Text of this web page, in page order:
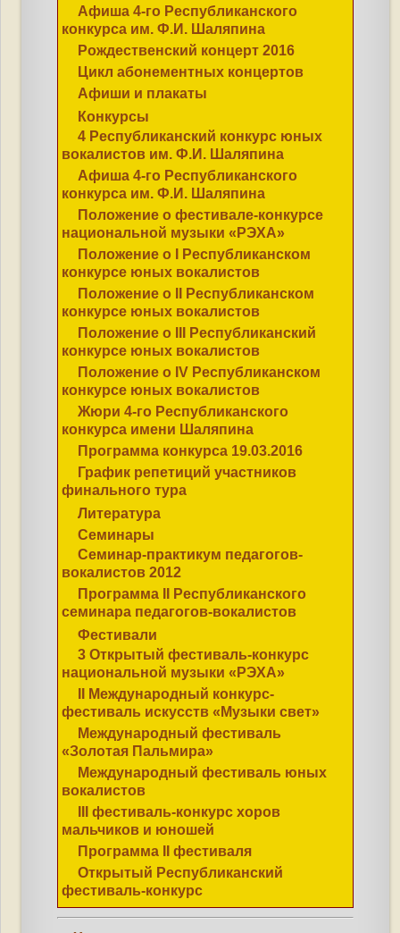
Афиша 4-го Республиканского
конкурса им. Ф.И. Шаляпина
Рождественский концерт 2016
Цикл абонементных концертов
Афиши и плакаты
Конкурсы
4 Республиканский конкурс юных
вокалистов им. Ф.И. Шаляпина
Афиша 4-го Республиканского
конкурса им. Ф.И. Шаляпина
Положение о фестивале-конкурсе
национальной музыки «РЭХА»
Положение о I Республиканском
конкурсе юных вокалистов
Положение о II Республиканском
конкурсе юных вокалистов
Положение о III Республиканский
конкурсе юных вокалистов
Положение о IV Республиканском
конкурсе юных вокалистов
Жюри 4-го Республиканского
конкурса имени Шаляпина
Программа конкурса 19.03.2016
График репетиций участников
финального тура
Литература
Семинары
Семинар-практикум педагогов-
вокалистов 2012
Программа II Республиканского
семинара педагогов-вокалистов
Фестивали
3 Открытый фестиваль-конкурс
национальной музыки «РЭХА»
II Международный конкурс-
фестиваль искусств «Музыки свет»
Международный фестиваль
«Золотая Пальмира»
Международный фестиваль юных
вокалистов
III фестиваль-конкурс хоров
мальчиков и юношей
Программа II фестиваля
Открытый Республиканский
фестиваль-конкурс